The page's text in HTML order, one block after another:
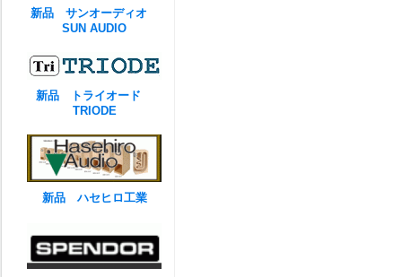
新品 サンオーディオ
SUN AUDIO
新品 トライオード
TRIODE
新品 ハセヒロ工業